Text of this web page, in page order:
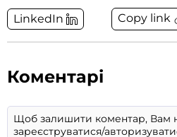
LinkedIn Copy link
Коментарі